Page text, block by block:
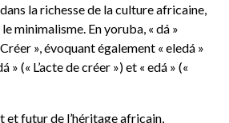
la richesse de la culture africaine,
minimalisme. En yoruba, « dá »
», évoquant également « eledá »
» (« L’acte de créer ») et « edá » («
et futur de l’héritage africain,